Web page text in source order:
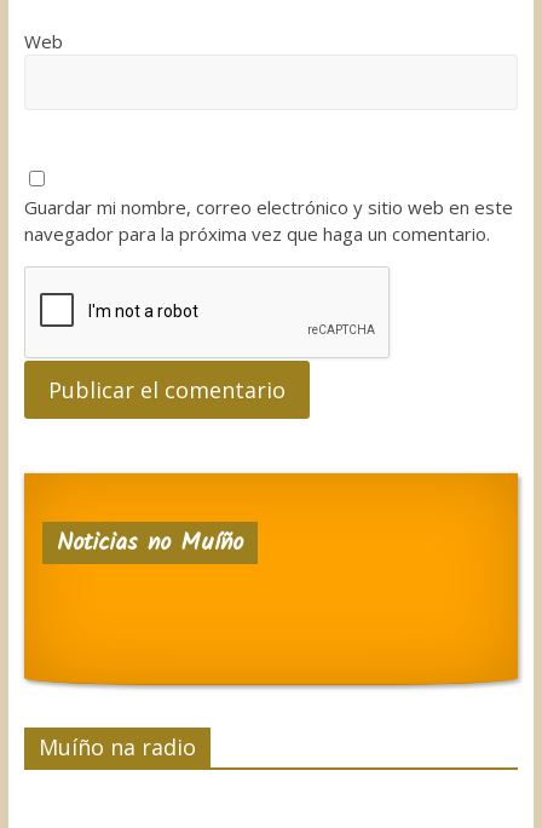
Web
Guardar mi nombre, correo electrónico y sitio web en este
navegador para la próxima vez que haga un comentario.
Noticias no Muíño
Muíño na radio